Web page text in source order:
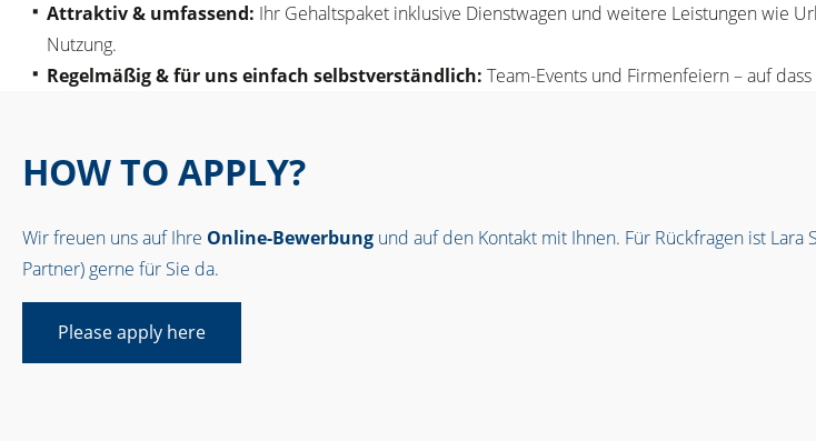
Attraktiv & umfassend: Ihr Gehaltspaket inklusive Dienstwagen und weitere Leistungen wie
Nutzung.
Regelmäßig & für uns einfach selbstverständlich:Team-Events und Firmenfeiern – auf
HOW TO APPLY?
Wir freuen uns auf Ihre Online-Bewerbung und auf den Kontakt mit Ihnen. Für Rückfragen ist Lara
Partner) gerne für Sie da.
Please apply here